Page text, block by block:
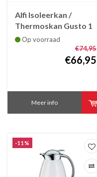
Alfi Isoleerkan /
Thermoskan Gusto 1
L Space grijs
Op voorraad
€74,95
€66,95
Meer info
-11%